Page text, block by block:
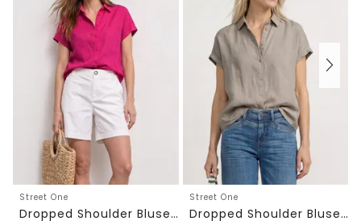
Street One
Dropped Shoulder Bluse aus Leinen
Street One
Dropped Shoulder Bluse aus Leinen